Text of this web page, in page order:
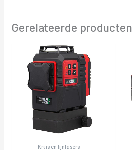
Gerelateerde producten
Kruis en lijnlasers